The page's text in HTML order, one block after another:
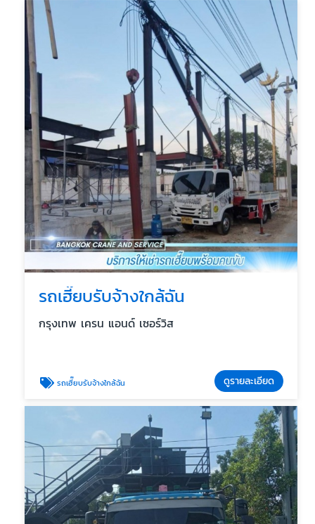
รถเฮี๊ยบรับจ้างใกล้ฉัน
กรุงเทพ เครน แอนด์ เซอร์วิส
รถเฮี๊ยบรับจ้างใกล้ฉัน ดูรายละเอียด